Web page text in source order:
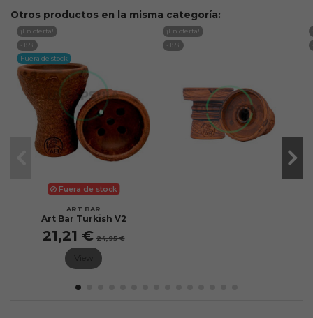
Otros productos en la misma categoría:
¡En oferta!
-15%
Fuera de stock
Fuera de stock
ART BAR
Art Bar Turkish V2
21,21 € 24,95 €
¡En oferta!
-15%